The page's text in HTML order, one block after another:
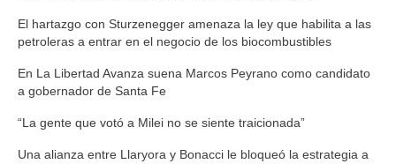
El hartazgo con Sturzenegger amenaza la ley que habilita a las
petroleras a entrar en el negocio de los biocombustibles
En La Libertad Avanza suena Marcos Peyrano como candidato
a gobernador de Santa Fe
“La gente que votó a Milei no se siente traicionada”
Una alianza entre Llaryora y Bonacci le bloqueó la estrategia a